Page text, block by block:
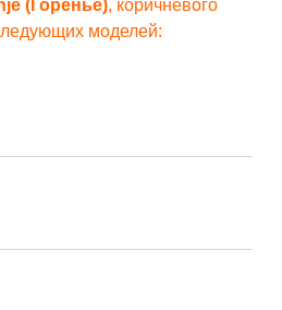
(Горенье), коричневого
моделей: